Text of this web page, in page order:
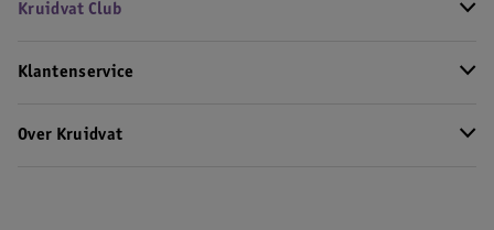
Kruidvat Club
Klantenservice
Over Kruidvat